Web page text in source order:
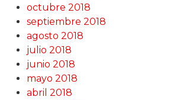
octubre 2018
septiembre 2018
agosto 2018
julio 2018
junio 2018
mayo 2018
abril 2018